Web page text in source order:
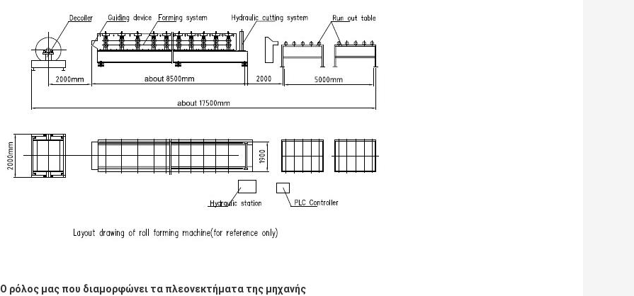
Ο ρόλος μας που διαμορφώνει τα πλεονεκτήματα της μηχανής